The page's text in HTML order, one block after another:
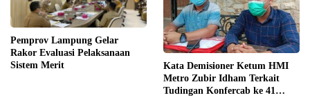
Pemprov Lampung Gelar
Rakor Evaluasi Pelaksanaan
Sistem Merit
Kata Demisioner Ketum HMI
Metro Zubir Idham Terkait
Tudingan Konfercab ke 41